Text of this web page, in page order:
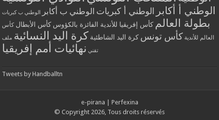
الوطني أ أكابر الوطني أ كبريات الوطني ب أكابر الوطني ب كبريات
بطولة العالم كأس إفريقيا للأندية الفائزة بالكؤوس كأس الأبطال كأس
العالم للأندية كأس تونس كرة اليد الشاطئية كرة اليد النسائية ملف
تقني نهائيات أمم إفريقيا
Tweets by Handballtn
e-pirana
Perfexina
© Copyright 2026, Tous droits réservés